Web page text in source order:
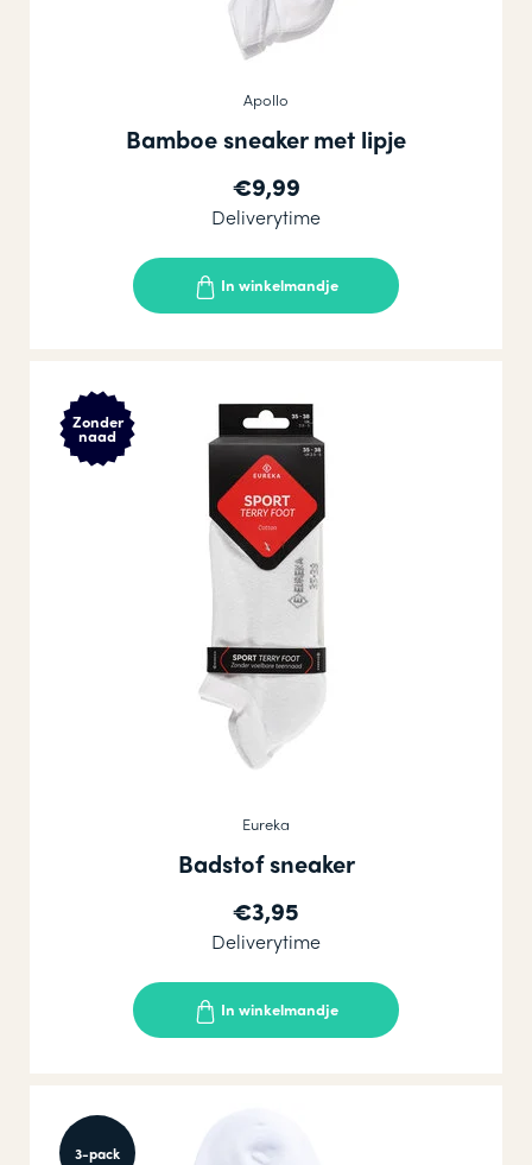
Apollo
Bamboe sneaker met lipje
€9,99
Deliverytime
In winkelmandje
Zonder
naad
Eureka
Badstof sneaker
€3,95
Deliverytime
In winkelmandje
3-pack